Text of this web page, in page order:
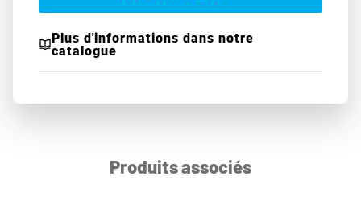
Plus d'informations dans notre
catalogue
Produits associés